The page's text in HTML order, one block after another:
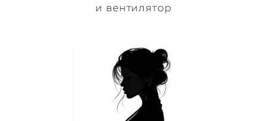
и вентилятор